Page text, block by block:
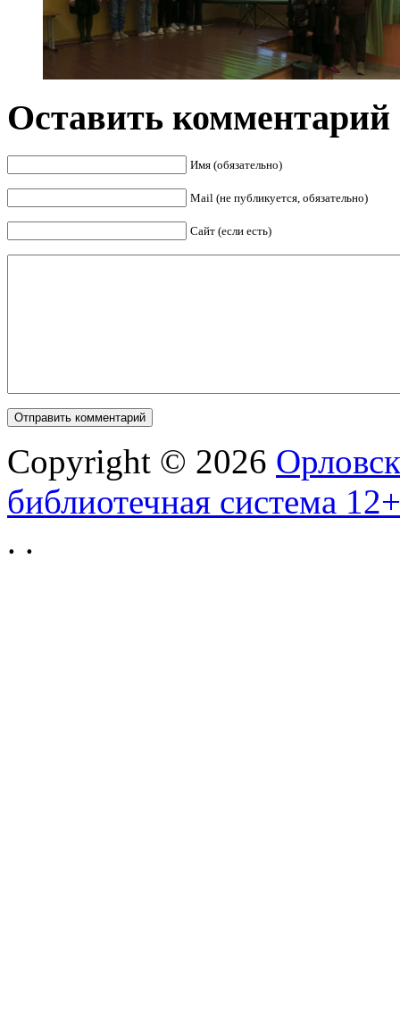
Оставить комментарий
Имя (обязательно)
Mail (не публикуется, обязательно)
Сайт (если есть)
Copyright © 2026
библиотечная система 12+
. .